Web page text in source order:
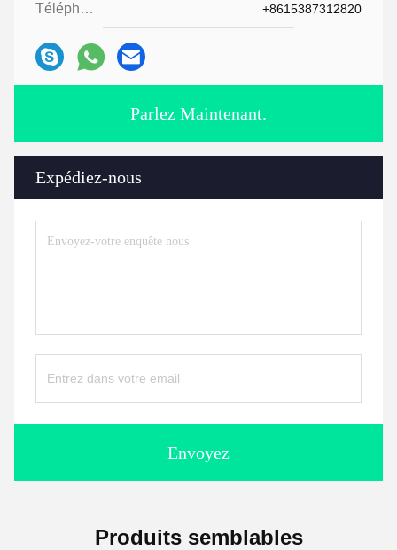
Téléphone: +8615387312820
Parlez Maintenant.
Expédiez-nous
Envoyez
Produits semblables